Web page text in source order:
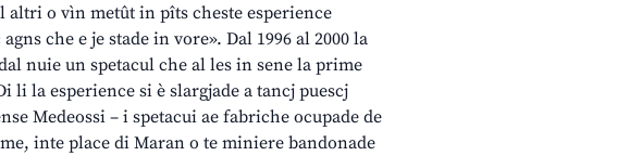
altri o vìn metût in pîts cheste esperience
che e je stade in vore». Dal 1996 al 2000 la
nuie un spetacul che al les in sene la prime
li la esperience si è slargjade a tancj puescj
Medeossi – i spetacui ae fabriche ocupade de
inte place di Maran o te miniere bandonade